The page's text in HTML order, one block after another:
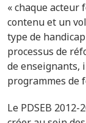
« chaque acteur
contenu et un
type de handicap
processus de
de enseignants,
programmes de
Le PDSEB 2012-